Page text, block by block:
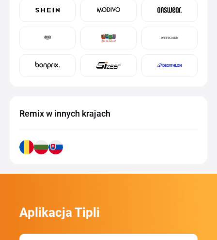
Remix w innych krajach
Aplikacja Tipli